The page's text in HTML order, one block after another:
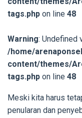
tags.php on line 48
Warning: Undefined
/home/
content/themes/
tags.php on line 48
Meski kita harus
penularan dan